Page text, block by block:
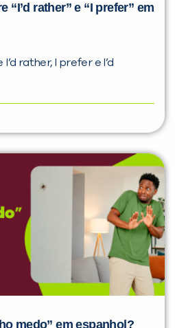
“I’d rather” e “I prefer” em
rather, I prefer e I’d
medo” em espanhol?